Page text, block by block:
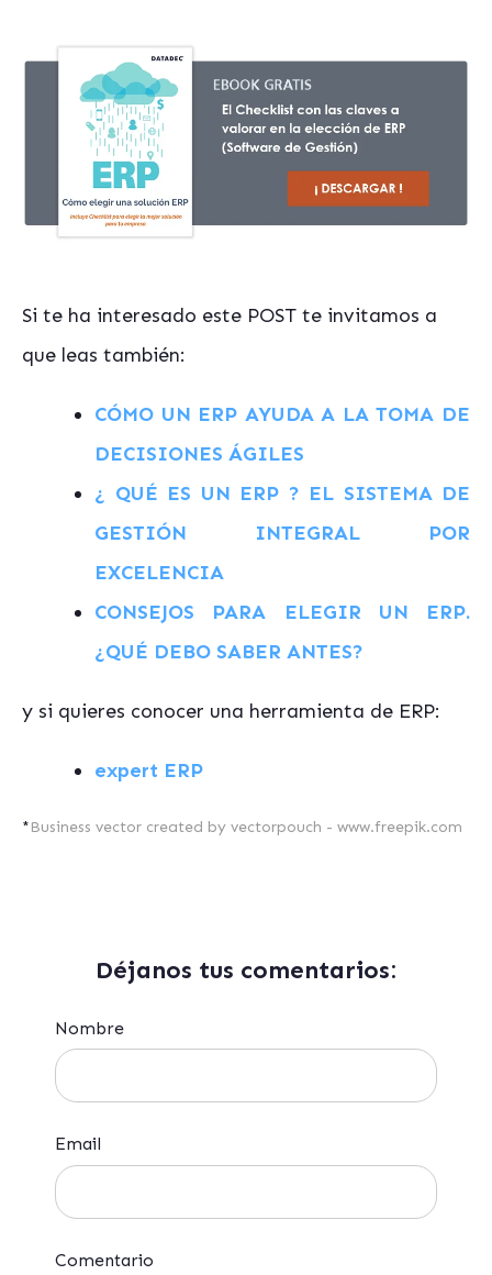
Si te ha interesado este POST te invitamos a
que leas también:
CÓMO UN ERP AYUDA A LA TOMA DE
DECISIONES ÁGILES
¿ QUÉ ES UN ERP ? EL SISTEMA DE
GESTIÓN INTEGRAL POR
EXCELENCIA
CONSEJOS PARA ELEGIR UN ERP.
¿QUÉ DEBO SABER ANTES?
y si quieres conocer una herramienta de ERP:
expert ERP
*Business vector created by vectorpouch - www.freepik.com
Déjanos tus comentarios:
Nombre
Email
Comentario